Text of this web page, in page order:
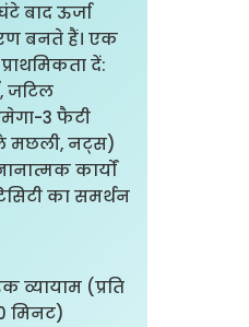
बाद ऊर्जा
बनते हैं। एक
दें:
जटिल
3 फैटी
मछली, नट्स)
कार्यों
का समर्थन
व्यायाम (प्रति
मिनट)